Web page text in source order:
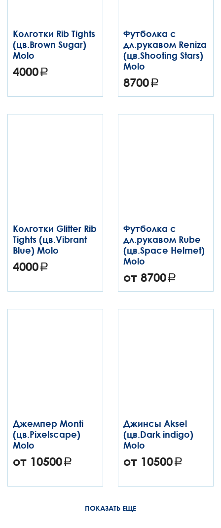
Колготки Rib Tights
(цв.Brown Sugar)
Molo
4000
Футболка с
дл.рукавом Reniza
(цв.Shooting Stars)
Molo
8700
Колготки Glitter Rib
Tights (цв.Vibrant
Blue) Molo
4000
Футболка с
дл.рукавом Rube
(цв.Space Helmet)
Molo
от 8700
Джемпер Monti
(цв.Pixelscape)
Molo
от 10500
Джинсы Aksel
(цв.Dark indigo)
Molo
от 10500
ПОКАЗАТЬ ЕЩЕ